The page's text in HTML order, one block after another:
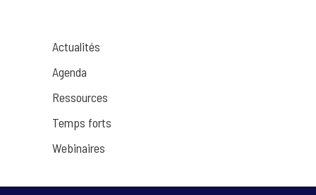
Actualités
Agenda
Ressources
Temps forts
Webinaires